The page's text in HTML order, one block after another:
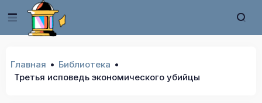
Главная
Библиотека
Третья исповедь экономического убийцы